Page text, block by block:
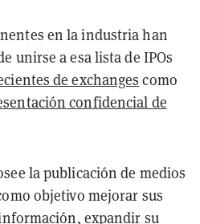
en la industria han
unirse a esa lista de IPOs
de exchanges como
confidencial de
la publicación de medios
objetivo mejorar sus
expandir su